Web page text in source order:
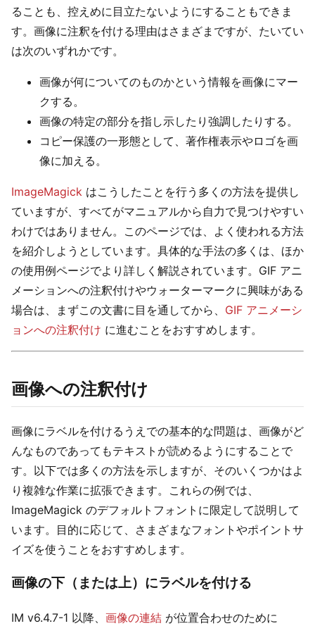
ることも、控えめに目立たないようにすることもできま
す。画像に注釈を付ける理由はさまざまですが、たいてい
は次のいずれかです。
画像が何についてのものかという情報を画像にマー
クする。
画像の特定の部分を指し示したり強調したりする。
コピー保護の一形態として、著作権表示やロゴを画
像に加える。
ImageMagick はこうしたことを行う多くの方法を提供し
ていますが、すべてがマニュアルから自力で見つけやすい
わけではありません。このページでは、よく使われる方法
を紹介しようとしています。具体的な手法の多くは、ほか
の使用例ページでより詳しく解説されています。GIF アニ
メーションへの注釈付けやウォーターマークに興味がある
場合は、まずこの文書に目を通してから、 GIF アニメーシ
ョンへの注釈付け に進むことをおすすめします。
画像への注釈付け
画像にラベルを付けるうえでの基本的な問題は、画像がど
んなものであってもテキストが読めるようにすることで
す。以下では多くの方法を示しますが、そのいくつかはよ
り複雑な作業に拡張できます。これらの例では、
ImageMagick のデフォルトフォントに限定して説明して
います。目的に応じて、さまざまなフォントやポイントサ
イズを使うことをおすすめします。
画像の下（または上）にラベルを付ける
IM v6.4.7-1 以降、 画像の連結 が位置合わせのために